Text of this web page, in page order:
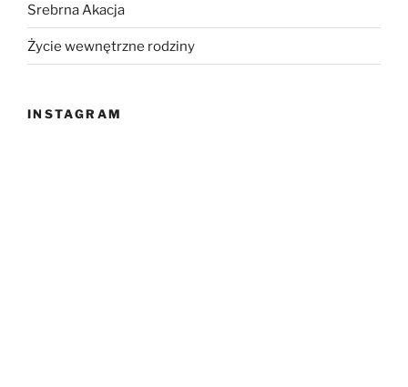
Srebrna Akacja
Życie wewnętrzne rodziny
INSTAGRAM